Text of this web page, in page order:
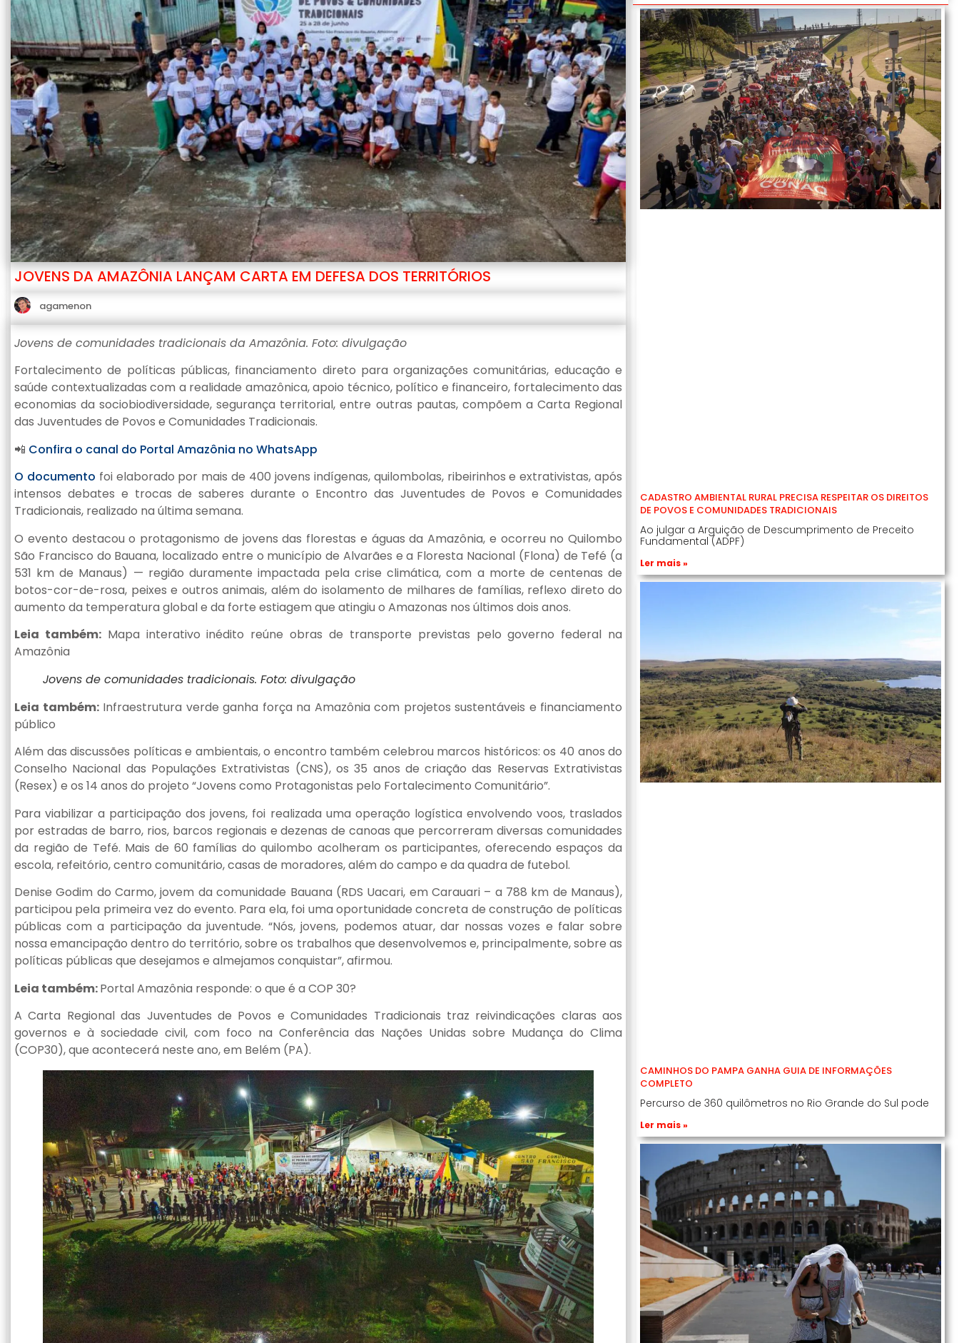
JOVENS DA AMAZÔNIA LANÇAM CARTA EM DEFESA DOS TERRITÓRIOS
agamenon
Jovens de comunidades tradicionais da Amazônia. Foto: divulgação
Fortalecimento de políticas públicas, financiamento direto para organizações comunitárias, educação e
saúde contextualizadas com a realidade amazônica, apoio técnico, político e financeiro, fortalecimento das
economias da sociobiodiversidade, segurança territorial, entre outras pautas, compõem a Carta Regional
das Juventudes de Povos e Comunidades Tradicionais.
📲 Confira o canal do Portal Amazônia no WhatsApp
O documento foi elaborado por mais de 400 jovens indígenas, quilombolas, ribeirinhos e extrativistas, após
intensos debates e trocas de saberes durante o Encontro das Juventudes de Povos e Comunidades
Tradicionais, realizado na última semana.
O evento destacou o protagonismo de jovens das florestas e águas da Amazônia, e ocorreu no Quilombo
São Francisco do Bauana, localizado entre o município de Alvarães e a Floresta Nacional (Flona) de Tefé (a
531 km de Manaus) — região duramente impactada pela crise climática, com a morte de centenas de
botos-cor-de-rosa, peixes e outros animais, além do isolamento de milhares de famílias, reflexo direto do
aumento da temperatura global e da forte estiagem que atingiu o Amazonas nos últimos dois anos.
Leia também:Mapa interativo inédito reúne obras de transporte previstas pelo governo federal na
Amazônia
Jovens de comunidades tradicionais. Foto: divulgação
Leia também:Infraestrutura verde ganha força na Amazônia com projetos sustentáveis e financiamento
público
Além das discussões políticas e ambientais, o encontro também celebrou marcos históricos: os 40 anos do
Conselho Nacional das Populações Extrativistas (CNS), os 35 anos de criação das Reservas Extrativistas
(Resex) e os 14 anos do projeto “Jovens como Protagonistas pelo Fortalecimento Comunitário”.
Para viabilizar a participação dos jovens, foi realizada uma operação logística envolvendo voos, traslados
por estradas de barro, rios, barcos regionais e dezenas de canoas que percorreram diversas comunidades
da região de Tefé. Mais de 60 famílias do quilombo acolheram os participantes, oferecendo espaços da
escola, refeitório, centro comunitário, casas de moradores, além do campo e da quadra de futebol.
Denise Godim do Carmo, jovem da comunidade Bauana (RDS Uacari, em Carauari – a 788 km de Manaus),
participou pela primeira vez do evento. Para ela, foi uma oportunidade concreta de construção de políticas
públicas com a participação da juventude. “Nós, jovens, podemos atuar, dar nossas vozes e falar sobre
nossa emancipação dentro do território, sobre os trabalhos que desenvolvemos e, principalmente, sobre as
políticas públicas que desejamos e almejamos conquistar”, afirmou.
Leia também:Portal Amazônia responde: o que é a COP 30?
A Carta Regional das Juventudes de Povos e Comunidades Tradicionais traz reivindicações claras aos
governos e à sociedade civil, com foco na Conferência das Nações Unidas sobre Mudança do Clima
(COP30), que acontecerá neste ano, em Belém (PA).
CADASTRO AMBIENTAL RURAL PRECISA RESPEITAR OS DIREITOS
DE POVOS E COMUNIDADES TRADICIONAIS
Ao julgar a Arguição de Descumprimento de Preceito
Fundamental (ADPF)
Ler mais »
CAMINHOS DO PAMPA GANHA GUIA DE INFORMAÇÕES
COMPLETO
Percurso de 360 quilômetros no Rio Grande do Sul pode
Ler mais »